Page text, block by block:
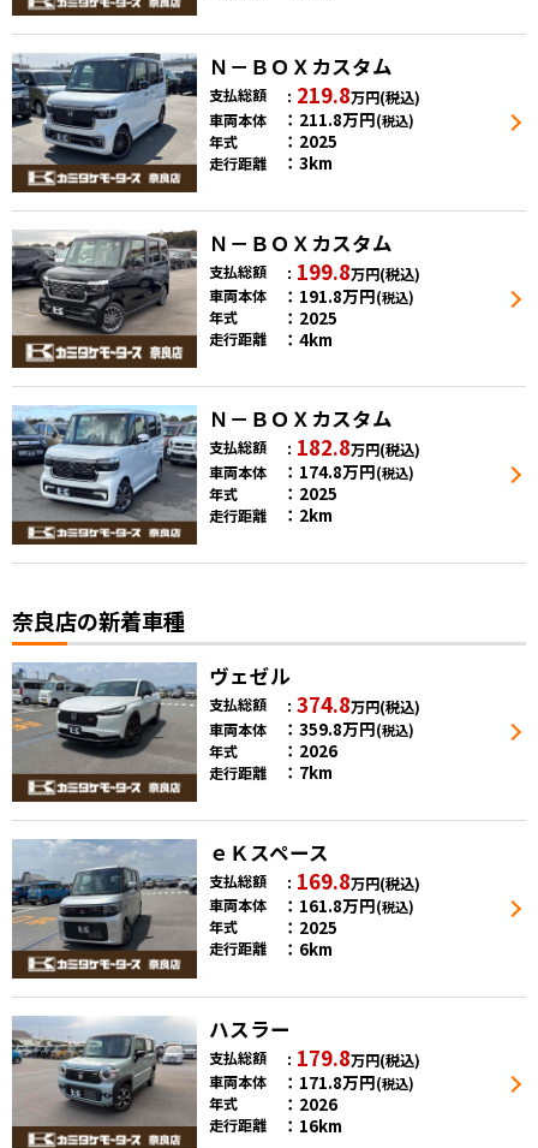
Ｎ－ＢＯＸカスタム
支払総額 219.8万円(税込)
車両本体
211.8万円(税込)
年式 2025
走行距離 3km
Ｎ－ＢＯＸカスタム
支払総額 199.8万円(税込)
車両本体
191.8万円(税込)
年式 2025
走行距離 4km
Ｎ－ＢＯＸカスタム
支払総額 182.8万円(税込)
車両本体
174.8万円(税込)
年式 2025
走行距離 2km
奈良店の新着車種
ヴェゼル
支払総額 374.8万円(税込)
車両本体
359.8万円(税込)
年式 2026
走行距離 7km
ｅＫスペース
支払総額 169.8万円(税込)
車両本体
161.8万円(税込)
年式 2025
走行距離 6km
ハスラー
支払総額 179.8万円(税込)
車両本体
171.8万円(税込)
年式 2026
走行距離 16km